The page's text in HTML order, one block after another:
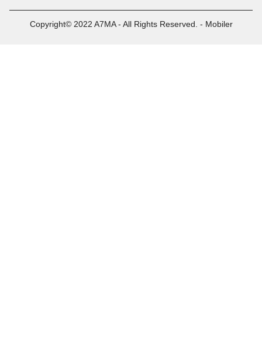
Copyright© 2022 A7MA - All Rights Reserved. - Mobiler